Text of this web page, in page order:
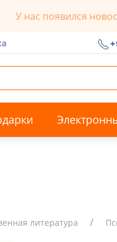
У нас появился
литература